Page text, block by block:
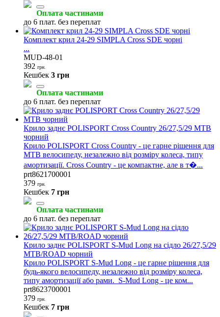
Оплата частинами
до 6 плат. без переплат
Комплект крил 24-29 SIMPLA Cross SDE чорні
...
MUD-48-01
392 грн.
Кешбек 3 грн
Оплата частинами
до 6 плат. без переплат
Крило заднє POLISPORT Cross Country 26/27,5/29 MTB
чорний
Крило POLISPORT Cross Country - це гарне рішення для
MTB велосипеду, незалежно від розміру колеса, типу
амортизації. Cross Country - це компактне, але в т�...
prt8621700001
379 грн.
Кешбек 7 грн
Оплата частинами
до 6 плат. без переплат
Крило заднє POLISPORT S-Mud Long на сідло 26/27,5/29
MTB/ROAD чорний
Крило POLISPORT S-Mud Long - це гарне рішення для
будь-якого велосипеду, незалежно від розміру колеса,
типу амортизації або рами. S-Mud Long - це ком...
prt8623700001
379 грн.
Кешбек 7 грн